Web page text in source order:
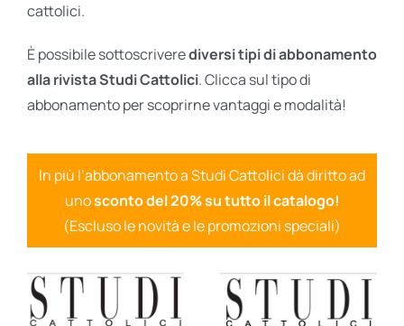
cattolici.
È possibile sottoscriverediversi tipi di abbonamento
alla rivista Studi Cattolici. Clicca sul tipo di
abbonamento per scoprirne vantaggi e modalità!
In più l’abbonamento a Studi Cattolici dà diritto ad
unosconto del 20% su tutto il catalogo!
(Escluso le novità e le promozioni speciali)